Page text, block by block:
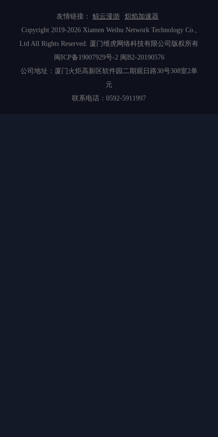
友情链接： 鲸云漫游
炽焰加速器
Copyright 2019-2026 Xiamen Weihu Network Technology Co.,
Ltd All Rights Reserved. 厦门维虎网络科技有限公司版权所有
闽ICP备19007929号-2 闽B2-20190576
公司地址：厦门火炬高新区软件园二期观日路30号308室2单
元
联系电话：0592-5911997